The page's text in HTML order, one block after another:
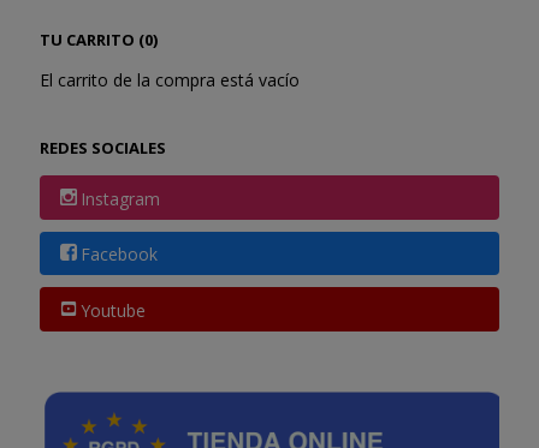
TU CARRITO (0)
El carrito de la compra está vacío
REDES SOCIALES
Instagram
Facebook
Youtube